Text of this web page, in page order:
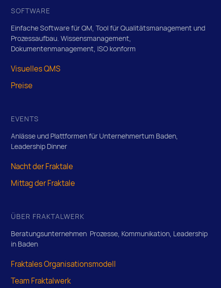
SOFTWARE
Einfache Software für QM, Tool für Qualitätsmanagement und
Prozessaufbau. Wissensmanagement,
Dokumentenmanagement, ISO konform
Visuelles QMS
Preise
EVENTS
Anlässe und Plattformen für Unternehmertum Baden,
Leadership Dinner
Nacht der Fraktale
Mittag der Fraktale
ÜBER FRAKTALWERK
Beratungsunternehmen Prozesse, Kommunikation, Leadership
in Baden
Fraktales Organisationsmodell
Team Fraktalwerk